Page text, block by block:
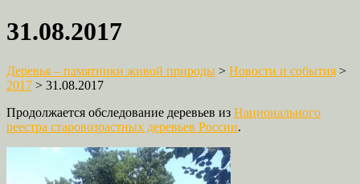
31.08.2017
Деревья – памятники живой природы > Новости и события >
2017 > 31.08.2017
Продолжается обследование деревьев из Национального
реестра старовозрастных деревьев России.